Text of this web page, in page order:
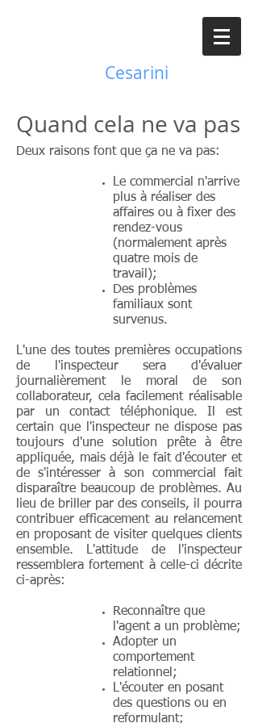
Cesarini
Quand cela ne va pas
Deux raisons font que ça ne va pas:
Le commercial n'arrive
plus à réaliser des
affaires ou à fixer des
rendez-vous
(normalement après
quatre mois de
travail);
Des problèmes
familiaux sont
survenus.
L'une des toutes premières occupations
de l'inspecteur sera d'évaluer
journalièrement le moral de son
collaborateur, cela facilement réalisable
par un contact téléphonique. Il est
certain que l'inspecteur ne dispose pas
toujours d'une solution prête à être
appliquée, mais déjà le fait d'écouter et
de s'intéresser à son commercial fait
disparaître beaucoup de problèmes. Au
lieu de briller par des conseils, il pourra
contribuer efficacement au relancement
en proposant de visiter quelques clients
ensemble. L'attitude de l'inspecteur
ressemblera fortement à celle-ci décrite
ci-après:
Reconnaître que
l'agent a un problème;
Adopter un
comportement
relationnel;
L'écouter en posant
des questions ou en
reformulant;